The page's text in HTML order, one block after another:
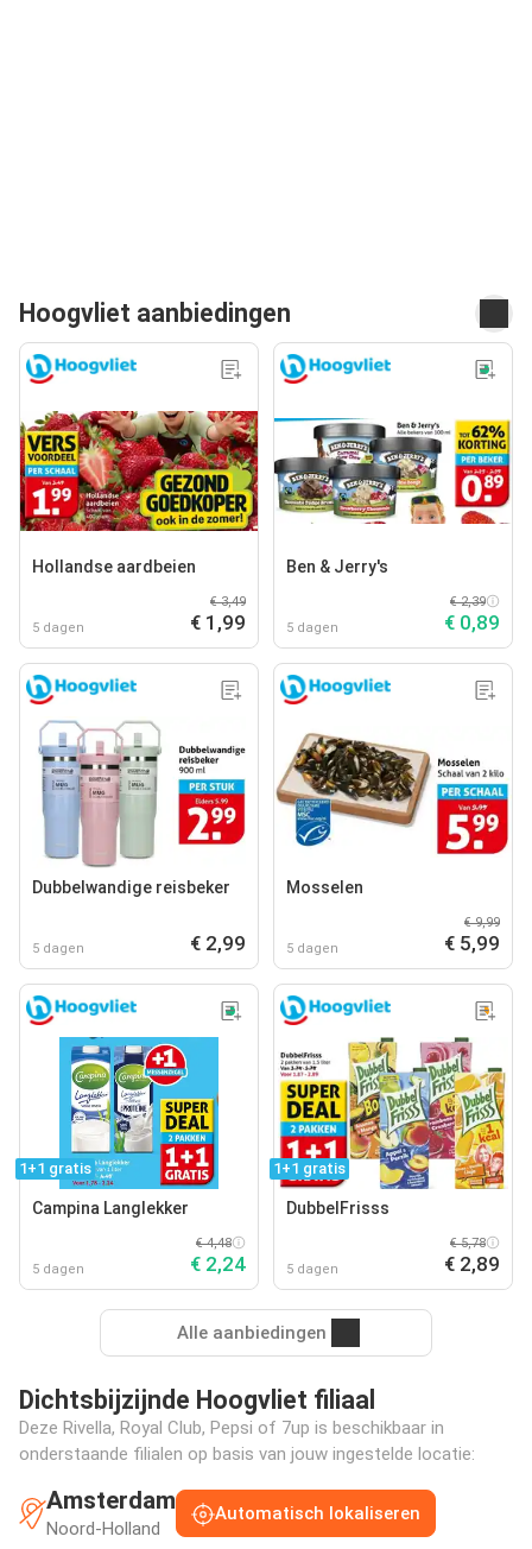
Hoogvliet aanbiedingen
Hollandse aardbeien
5 dagen
€ 3,49
€ 1,99
Ben & Jerry's
5 dagen
€ 2,39
€ 0,89
Dubbelwandige reisbeker
5 dagen € 2,99
Mosselen
5 dagen
€ 9,99
€ 5,99
1+1 gratis
Campina Langlekker
5 dagen
€ 4,48
€ 2,24
1+1 gratis
DubbelFrisss
5 dagen
€ 5,78
€ 2,89
Alle aanbiedingen
Dichtsbijzijnde Hoogvliet filiaal
Deze Rivella, Royal Club, Pepsi of 7up is beschikbaar in
onderstaande filialen op basis van jouw ingestelde locatie:
Amsterdam
Noord-Holland
Automatisch lokaliseren